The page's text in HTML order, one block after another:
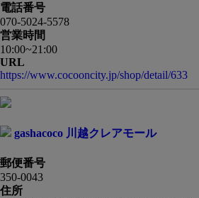
電話番号
070-5024-5578
営業時間
10:00~21:00
URL
https://www.cocooncity.jp/shop/detail/633
gashacoco 川越クレアモール
郵便番号
350-0043
住所